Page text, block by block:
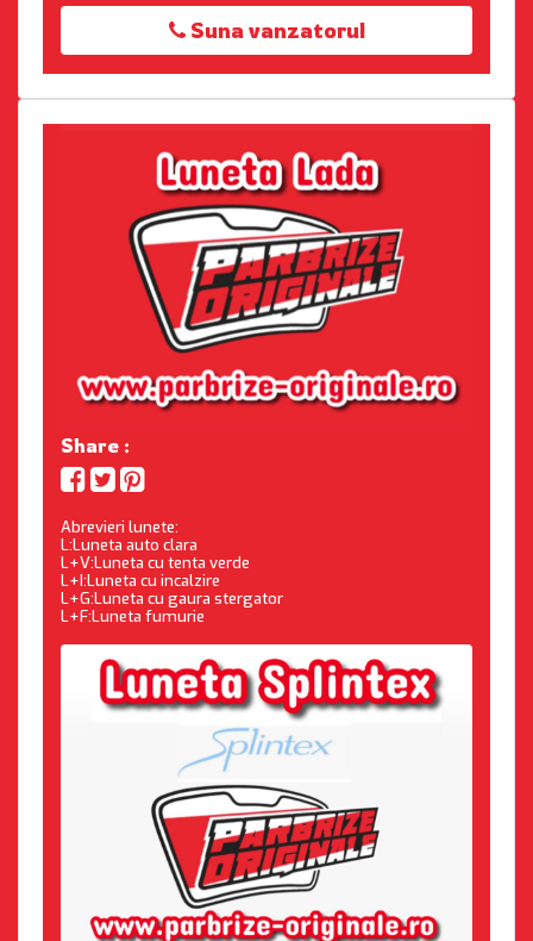
Suna vanzatorul
Share :
Abrevieri lunete:
L:Luneta auto clara
L+V:Luneta cu tenta verde
L+I:Luneta cu incalzire
L+G:Luneta cu gaura stergator
L+F:Luneta fumurie